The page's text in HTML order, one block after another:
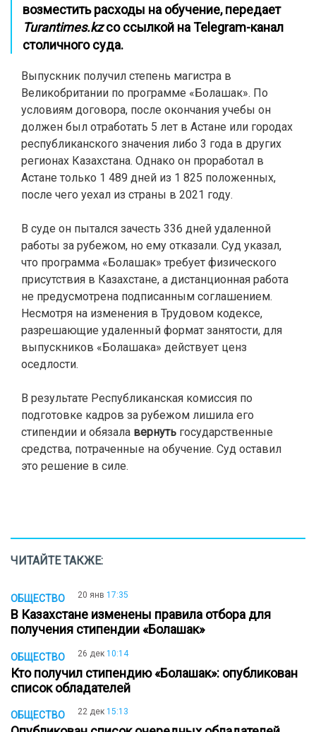
возместить расходы на обучение, передает
Turantimes.kzсо ссылкой наTelegram-канал
столичного суда.
Выпускник получил степень магистра в
Великобритании по программе «Болашак». По
условиям договора, после окончания учебы он
должен был отработать 5 лет в Астане или городах
республиканского значения либо 3 года в других
регионах Казахстана. Однако он проработал в
Астане только 1 489 дней из 1 825 положенных,
после чего уехал из страны в 2021 году.
В суде он пытался зачесть 336 дней удаленной
работы за рубежом, но ему отказали. Суд указал,
что программа «Болашак» требует физического
присутствия в Казахстане, а дистанционная работа
не предусмотрена подписанным соглашением.
Несмотря на изменения в Трудовом кодексе,
разрешающие удаленный формат занятости, для
выпускников «Болашака» действует ценз
оседлости.
В результате Республиканская комиссия по
подготовке кадров за рубежом лишила его
стипендии и обязала вернуть государственные
средства, потраченные на обучение. Суд оставил
это решение в силе.
ЧИТАЙТЕ ТАКЖЕ:
ОБЩЕСТВО 20 янв 17:35
В Казахстане изменены правила отбора для
получения стипендии «Болашак»
ОБЩЕСТВО 26 дек 10:14
Кто получил стипендию «Болашак»: опубликован
список обладателей
ОБЩЕСТВО 22 дек 15:13